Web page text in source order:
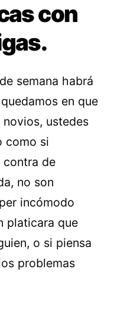
con
semana habrá
en que
ustedes
como si
contra de
no son
incómodo
platicara que
o si piensa
problemas